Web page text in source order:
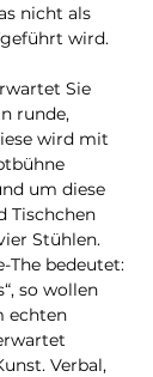
nicht als
wird.
Sie
runde,
wird mit
um diese
Tischchen
Stühlen.
The bedeutet:
so wollen
echten
Verbal,